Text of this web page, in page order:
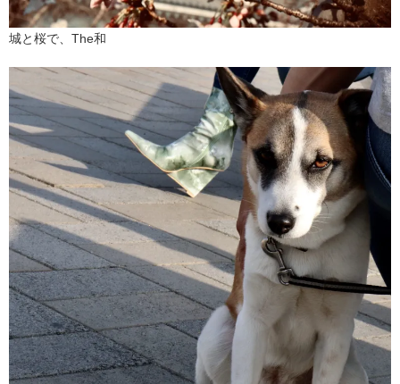
城と桜で、The和